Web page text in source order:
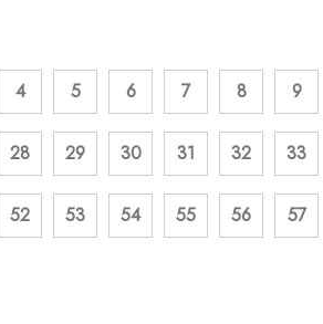
4 5 6 7 8 9
28 29 30 31 32 33
52 53 54 55 56 57